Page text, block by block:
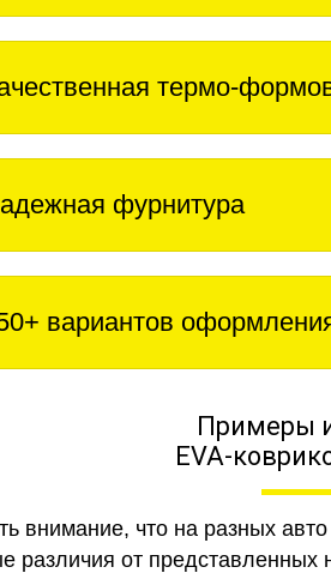
термо-
фурнитура
вариантов
Примеры
EVA-
внимание, что на разных
различия от